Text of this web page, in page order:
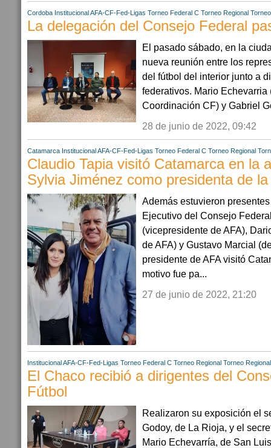
Cordoba Institucional AFA-CF-Fed-Ligas Torneo Federal C Torneo Regional
La delegación del Consejo Federal
El pasado sábado, en la
nueva reunión entre los
del fútbol del interior junto a
federativos. Mario Echevarria
Coordinación CF) y Gabriel
28 de junio de 2022, 09:42
Catamarca Institucional AFA-CF-Fed-Ligas Torneo Federal C Torneo Regional
Claudio Tapia visitó Catamarca en la
Sylvia Jiménez como presidenta de la
Además estuvieron
Ejecutivo del Consejo
(vicepresidente de AFA),
de AFA) y Gustavo Marcial
presidente de AFA visitó
motivo fue pa...
27 de junio de 2022, 21:20
Institucional AFA-CF-Fed-Ligas Torneo Federal C Torneo Regional Torneo
El Chaco recibió a dirigentes del
Fútbol
Realizaron su exposición el
Godoy, de La Rioja, y el
Mario Echevarría, de San